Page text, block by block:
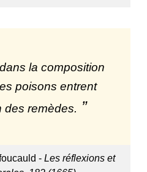
la composition
poisons entrent
des remèdes.
- Les réflexions et